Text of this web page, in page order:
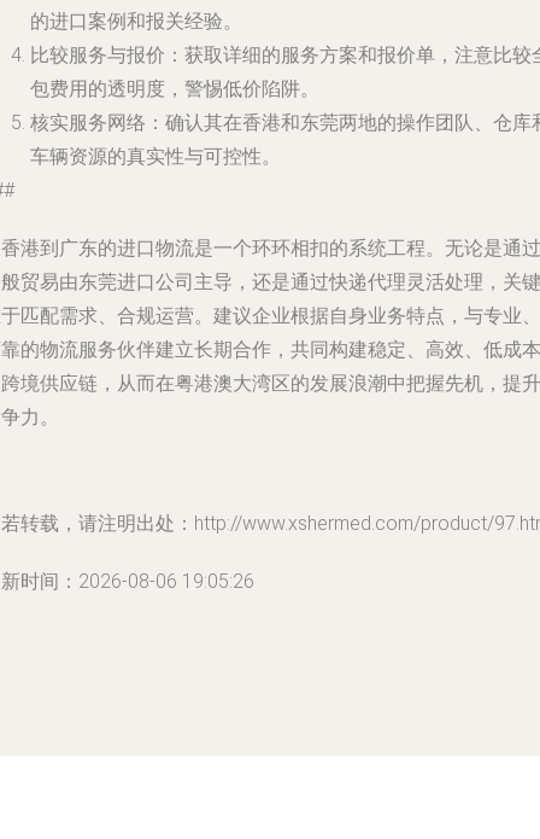
的进口案例和报关经验。
比较服务与报价 ：获取详细的服务方案和报价单，注意比较
包费用的透明度，警惕低价陷阱。
核实服务网络 ：确认其在香港和东莞两地的操作团队、仓库
车辆资源的真实性与可控性。
港到广东的进口物流是一个环环相扣的系统工程。无论是通过
贸易由东莞进口公司主导，还是通过快递代理灵活处理，关键
匹配需求、合规运营。建议企业根据自身业务特点，与专业、
的物流服务伙伴建立长期合作，共同构建稳定、高效、低成本
境供应链，从而在粤港澳大湾区的发展浪潮中把握先机，提升
力。
转载，请注明出处：http://www.xshermed.com/product/
时间：2026-08-06 19:05:26